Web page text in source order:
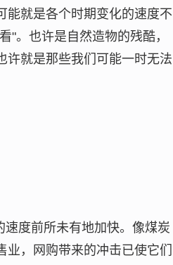
能就是各个时期变化的速度不
"。也许是自然造物的残酷，
许就是那些我们可能一时无法
度前所未有地加快。像煤炭
，网购带来的冲击已使它们